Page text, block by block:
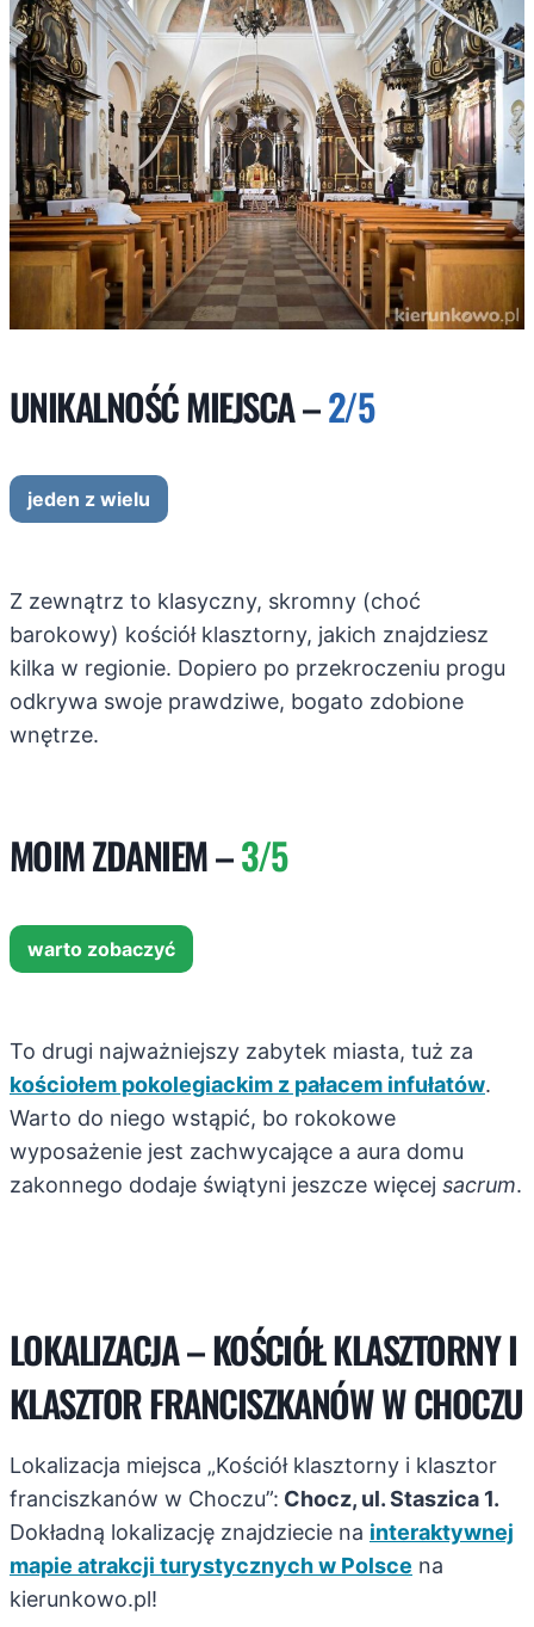
UNIKALNOŚĆ MIEJSCA –2/5
jeden z wielu
Z zewnątrz to klasyczny, skromny (choć
barokowy) kościół klasztorny, jakich znajdziesz
kilka w regionie. Dopiero po przekroczeniu progu
odkrywa swoje prawdziwe, bogato zdobione
wnętrze.
MOIM ZDANIEM –3/5
warto zobaczyć
To drugi najważniejszy zabytek miasta, tuż za
kościołem pokolegiackim z pałacem infułatów.
Warto do niego wstąpić, bo rokokowe
wyposażenie jest zachwycające a aura domu
zakonnego dodaje świątyni jeszcze więcej sacrum.
LOKALIZACJA – KOŚCIÓŁ KLASZTORNY I
KLASZTOR FRANCISZKANÓW W CHOCZU
Lokalizacja miejsca „Kościół klasztorny i klasztor
franciszkanów w Choczu”: Chocz, ul. Staszica 1.
Dokładną lokalizację znajdziecie na interaktywnej
mapie atrakcji turystycznych w Polsce na
kierunkowo.pl!